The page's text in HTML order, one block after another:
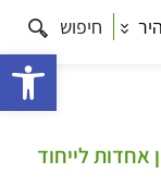
חיפוש
אחדות לייחוד